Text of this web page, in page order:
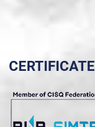
CERTIFICATE